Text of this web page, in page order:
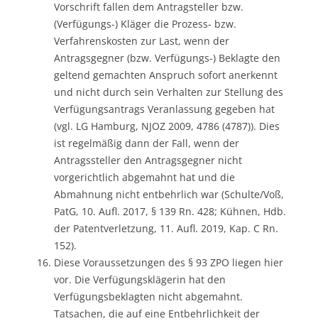
Vorschrift fallen dem Antragsteller bzw.
(Verfügungs-) Kläger die Prozess- bzw.
Verfahrenskosten zur Last, wenn der
Antragsgegner (bzw. Verfügungs-) Beklagte den
geltend gemachten Anspruch sofort anerkennt
und nicht durch sein Verhalten zur Stellung des
Verfügungsantrags Veranlassung gegeben hat
(vgl. LG Hamburg, NJOZ 2009, 4786 (4787)). Dies
ist regelmäßig dann der Fall, wenn der
Antragssteller den Antragsgegner nicht
vorgerichtlich abgemahnt hat und die
Abmahnung nicht entbehrlich war (Schulte/Voß,
PatG, 10. Aufl. 2017, § 139 Rn. 428; Kühnen, Hdb.
der Patentverletzung, 11. Aufl. 2019, Kap. C Rn.
152).
Diese Voraussetzungen des § 93 ZPO liegen hier
vor. Die Verfügungsklägerin hat den
Verfügungsbeklagten nicht abgemahnt.
Tatsachen, die auf eine Entbehrlichkeit der